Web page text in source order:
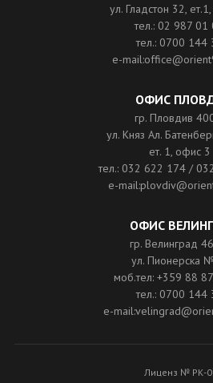
ул. Гладстон 32,
тел.: 02 987 01
тел.: 0700 144
e-
ОФИС
гр. Пловдив
ул. Княз Ал.
ет. 1, офис 3
тел.: 032 622 174 /
e-
ОФИС
гр. Велинград
ул. Пионерска
моб.тел: +359 88
тел.: 0700 144
e-
Лиценз № РК-